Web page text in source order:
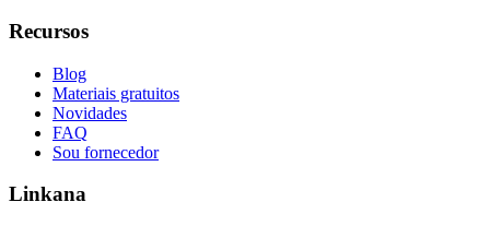
Recursos
Blog
Materiais gratuitos
Novidades
FAQ
Sou fornecedor
Linkana